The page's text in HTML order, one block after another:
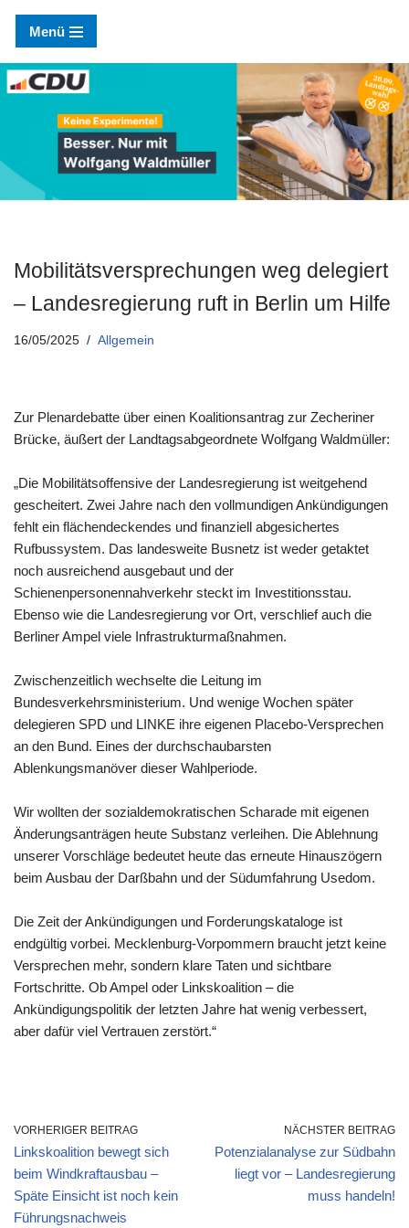
Zum
Inhalt
springen
Menü
Mobilitätsversprechungen weg delegiert
– Landesregierung ruft in Berlin um Hilfe
16/05/2025 Allgemein
Zur Plenardebatte über einen Koalitionsantrag zur Zecheriner
Brücke, äußert der Landtagsabgeordnete Wolfgang Waldmüller:
„Die Mobilitätsoffensive der Landesregierung ist weitgehend
gescheitert. Zwei Jahre nach den vollmundigen Ankündigungen
fehlt ein flächendeckendes und finanziell abgesichertes
Rufbussystem. Das landesweite Busnetz ist weder getaktet
noch ausreichend ausgebaut und der
Schienenpersonennahverkehr steckt im Investitionsstau.
Ebenso wie die Landesregierung vor Ort, verschlief auch die
Berliner Ampel viele Infrastrukturmaßnahmen.
Zwischenzeitlich wechselte die Leitung im
Bundesverkehrsministerium. Und wenige Wochen später
delegieren SPD und LINKE ihre eigenen Placebo-Versprechen
an den Bund. Eines der durchschaubarsten
Ablenkungsmanöver dieser Wahlperiode.
Wir wollten der sozialdemokratischen Scharade mit eigenen
Änderungsanträgen heute Substanz verleihen. Die Ablehnung
unserer Vorschläge bedeutet heute das erneute Hinauszögern
beim Ausbau der Darßbahn und der Südumfahrung Usedom.
Die Zeit der Ankündigungen und Forderungskataloge ist
endgültig vorbei. Mecklenburg-Vorpommern braucht jetzt keine
Versprechen mehr, sondern klare Taten und sichtbare
Fortschritte. Ob Ampel oder Linkskoalition – die
Ankündigungspolitik der letzten Jahre hat wenig verbessert,
aber dafür viel Vertrauen zerstört.“
VORHERIGER BEITRAG
Linkskoalition bewegt sich
beim Windkraftausbau –
Späte Einsicht ist noch kein
Führungsnachweis
NÄCHSTER BEITRAG
Potenzialanalyse zur Südbahn
liegt vor – Landesregierung
muss handeln!